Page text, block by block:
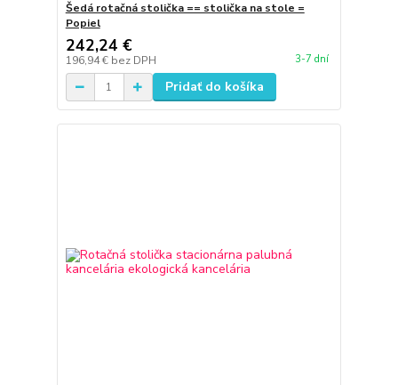
Šedá rotačná stolička == stolička na stole =
Popiel
242,24 €
196,94 € bez DPH 3-7 dní
Pridať do košíka